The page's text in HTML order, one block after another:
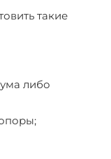
такие
либо